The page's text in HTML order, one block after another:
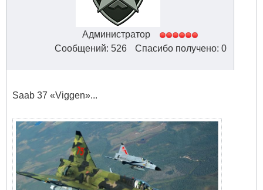
Администратор
Сообщений: 526
Спасибо получено: 0
Saab 37 «Viggen»...